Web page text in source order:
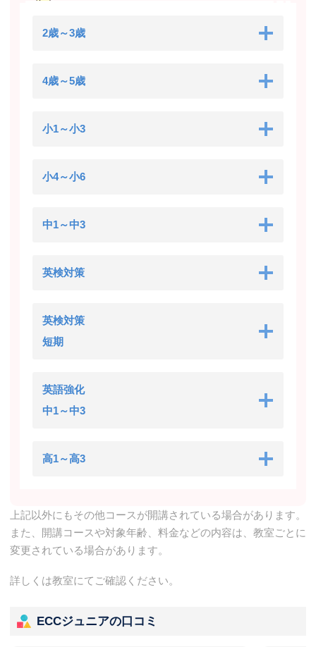
2歳～3歳
4歳～5歳
小1～小3
小4～小6
中1～中3
英検対策
英検対策
短期
英語強化
中1～中3
高1～高3
上記以外にもその他コースが開講されている場合があります。
また、開講コースや対象年齢、料金などの内容は、教室ごとに
変更されている場合があります。
詳しくは教室にてご確認ください。
ECCジュニアの口コミ